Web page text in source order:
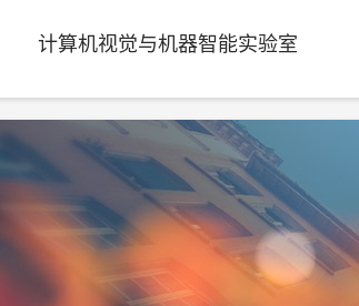
计算机视觉与机器智能实验室